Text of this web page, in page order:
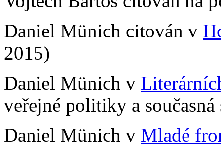
Daniel Münich citován v
2015)
Daniel Münich v
veřejné politiky a
Daniel Münich v Mladé